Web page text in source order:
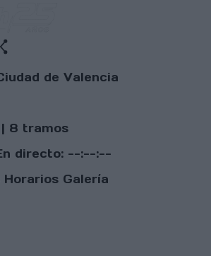
de Valencia
8 tramos
directo: --:--:--
Horarios Galería